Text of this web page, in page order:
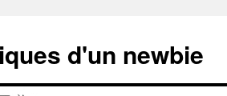
d'un newbie